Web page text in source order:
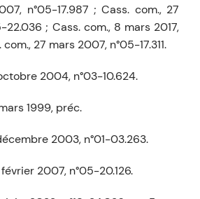
n°05-17.987 ; Cass. com., 27
; Cass. com., 8 mars 2017,
com., 27 mars 2007, n°05-17.311.
2004, n°03-10.624.
1999, préc.
2003, n°01-03.263.
février 2007, n°05-20.126.